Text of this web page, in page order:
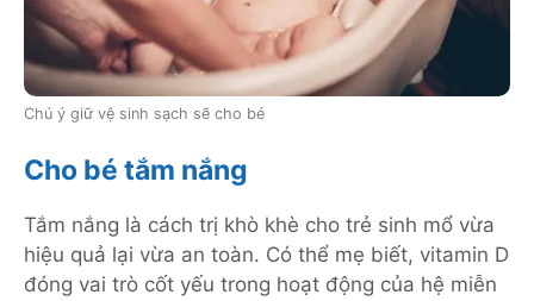
Chú ý giữ vệ sinh sạch sẽ cho bé
Cho bé tắm nắng
Tắm nắng là cách trị khò khè cho trẻ sinh mổ vừa
hiệu quả lại vừa an toàn. Có thể mẹ biết, vitamin D
đóng vai trò cốt yếu trong hoạt động của hệ miễn